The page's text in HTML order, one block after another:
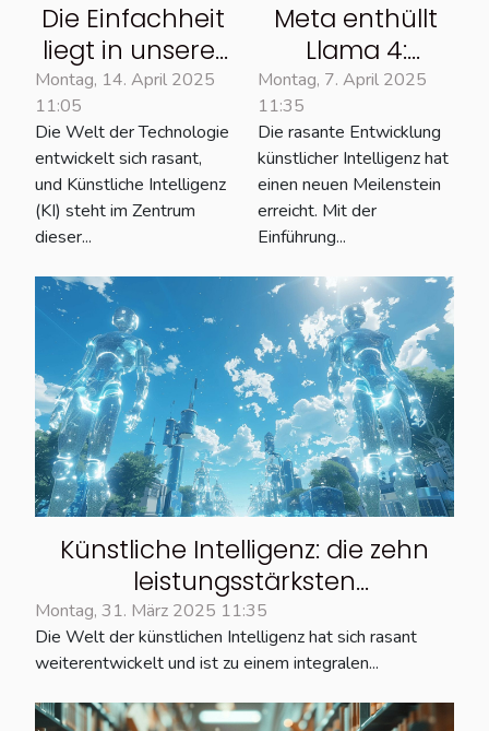
Die Einfachheit
liegt in unserer
DNA: Die
strategische
Wette auf
Künstliche
Intelligenz wird
gerechtfertigt.
Montag, 14. April 2025
11:05
Die Welt der Technologie
entwickelt sich rasant,
und Künstliche Intelligenz
(KI) steht im Zentrum
dieser...
Meta enthüllt
Llama 4:
Wissenswertes
über die neue
KI-Modellfamilie
Montag, 7. April 2025
11:35
Die rasante Entwicklung
künstlicher Intelligenz hat
einen neuen Meilenstein
erreicht. Mit der
Einführung...
Künstliche Intelligenz: die zehn
leistungsstärksten
Bildgeneratoren im März 2025
Montag, 31. März 2025 11:35
Die Welt der künstlichen Intelligenz hat sich rasant
weiterentwickelt und ist zu einem integralen...